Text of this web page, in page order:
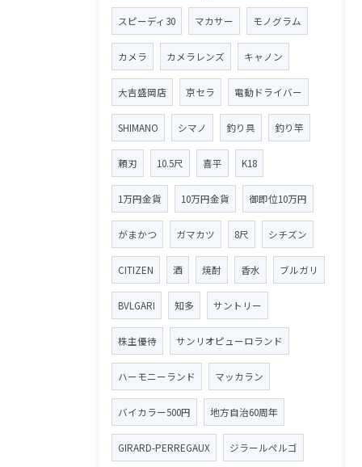
スピーディ30 マカサー モノグラム
カメラ カメラレンズ キャノン
大吉盛岡店 京セラ 電動ドライバー
SHIMANO シマノ 釣り具 釣り竿
頼刃 10.5尺 喜平 K18
1万円金貨 10万円金貨 御即位10万円
がまかつ ガマカツ 8尺 シチズン
CITIZEN 酒 焼酎 香水 ブルガリ
BVLGARI 知多 サントリー
株主優待 サンリオピューロランド
ハーモニーランド マッカラン
バイカラー500円 地方自治60周年
GIRARD-PERREGAUX ジラールペルゴ